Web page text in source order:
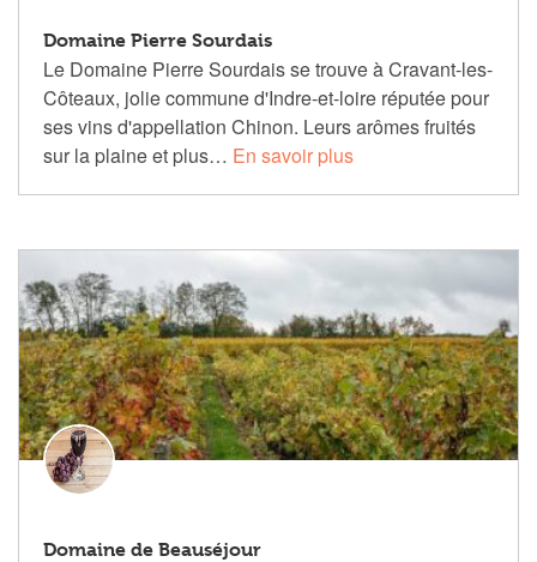
Domaine Pierre Sourdais
Le Domaine Pierre Sourdais se trouve à Cravant-les-
Côteaux, jolie commune d'Indre-et-loire réputée pour
ses vins d'appellation Chinon. Leurs arômes fruités
sur la plaine et plus… En savoir plus
Domaine de Beauséjour